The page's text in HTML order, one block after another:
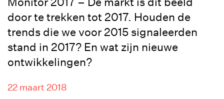
door te trekken tot 2017. Houden de
trends die we voor 2015 signaleerden
stand in 2017? En wat zijn nieuwe
ontwikkelingen?
22 maart 2018